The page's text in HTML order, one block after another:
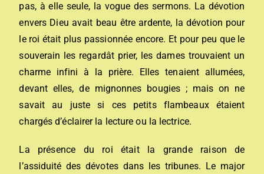
pas, à elle seule, la vogue des sermons. La dévotion
envers Dieu avait beau être ardente, la dévotion pour
le roi était plus passionnée encore. Et pour peu que le
souverain les regardât prier, les dames trouvaient un
charme infini à la prière. Elles tenaient allumées,
devant elles, de mignonnes bougies ; mais on ne
savait au juste si ces petits flambeaux étaient
chargés d’éclairer la lecture ou la lectrice.
La présence du roi était la grande raison de
l’assiduité des dévotes dans les tribunes. Le major